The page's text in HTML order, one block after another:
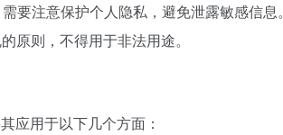
要注意保护个人隐私，避免泄露敏感信息。
原则，不得用于非法用途。
应用于以下几个方面：